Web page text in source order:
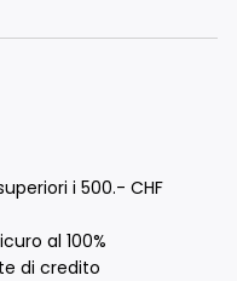
i 500.- CHF
al 100%
di credito